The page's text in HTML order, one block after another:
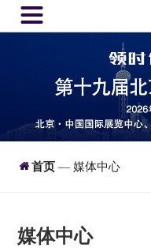

首页 —媒体中心
媒体中心